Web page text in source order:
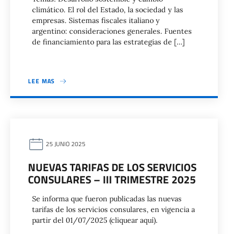
climático. El rol del Estado, la sociedad y las
empresas. Sistemas fiscales italiano y
argentino: consideraciones generales. Fuentes
de financiamiento para las estrategias de […]
LEE MAS
25 JUNIO 2025
NUEVAS TARIFAS DE LOS SERVICIOS
CONSULARES – III TRIMESTRE 2025
Se informa que fueron publicadas las nuevas
tarifas de los servicios consulares, en vigencia a
partir del 01/07/2025 (cliquear aquí).